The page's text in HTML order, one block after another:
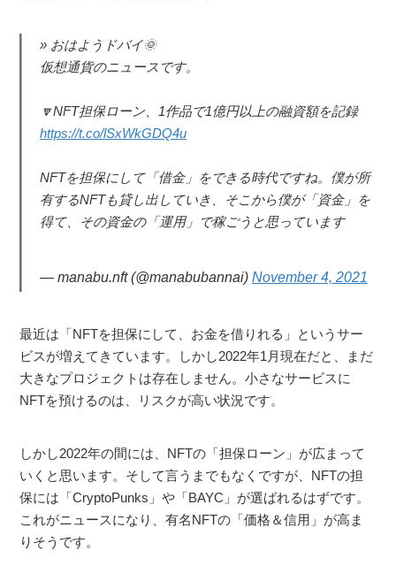
おはようドバイ🌞
仮想通貨のニュースです。
🔽NFT担保ローン、1作品で1億円以上の融資額を記録
https://t.co/lSxWkGDQ4u
NFTを担保にして「借金」をできる時代ですね。僕が所
有するNFTも貸し出していき、そこから僕が「資金」を
得て、その資金の「運用」で稼ごうと思っています
— manabu.nft (@manabubannai) November 4, 2021
最近は「NFTを担保にして、お金を借りれる」というサー
ビスが増えてきています。しかし2022年1月現在だと、まだ
大きなプロジェクトは存在しません。小さなサービスに
NFTを預けるのは、リスクが高い状況です。
しかし2022年の間には、NFTの「担保ローン」が広まって
いくと思います。そして言うまでもなくですが、NFTの担
保には「CryptoPunks」や「BAYC」が選ばれるはずです。
これがニュースになり、有名NFTの「価格＆信用」が高ま
りそうです。